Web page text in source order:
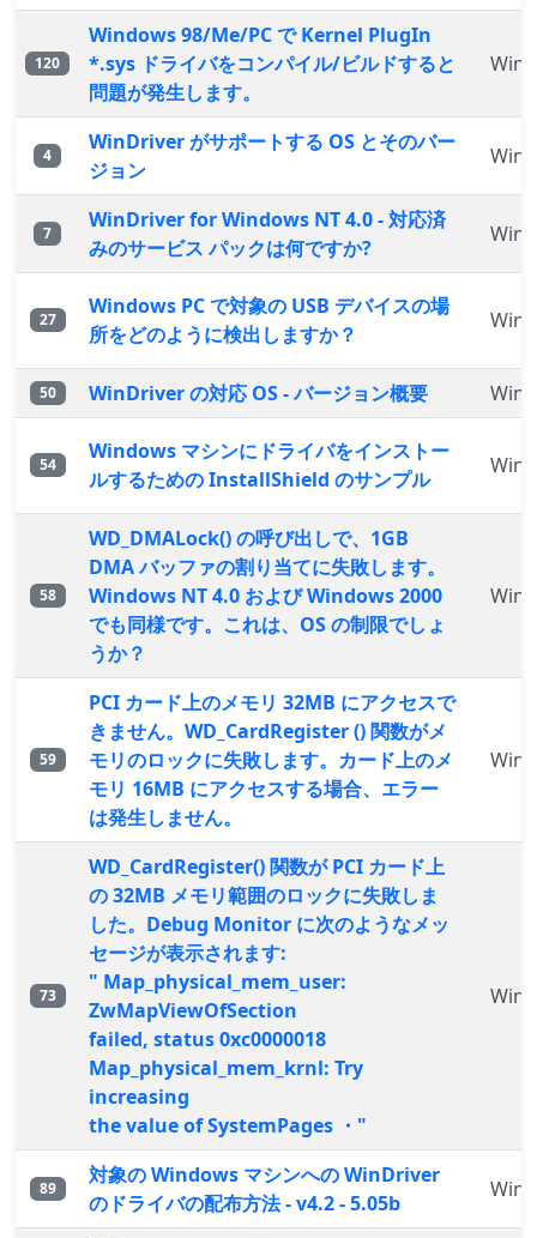
120
Windows 98/Me/PC で Kernel PlugIn
*.sys ドライバをコンパイル/ビルドすると
問題が発生します。
4
WinDriver がサポートする OS とそのバー
ジョン
7
WinDriver for Windows NT 4.0 - 対応済
みのサービス パックは何ですか?
27
Windows PC で対象の USB デバイスの場
所をどのように検出しますか？
50 WinDriver の対応 OS - バージョン概要
54
Windows マシンにドライバをインストー
ルするための InstallShield のサンプル
58
WD_DMALock() の呼び出しで、1GB
DMA バッファの割り当てに失敗します。
Windows NT 4.0 および Windows 2000
でも同様です。これは、OS の制限でしょ
うか？
59
PCI カード上のメモリ 32MB にアクセスで
きません。WD_CardRegister () 関数がメ
モリのロックに失敗します。カード上のメ
モリ 16MB にアクセスする場合、エラー
は発生しません。
73
WD_CardRegister() 関数が PCI カード上
の 32MB メモリ範囲のロックに失敗しま
した。Debug Monitor に次のようなメッ
セージが表示されます:
" Map_physical_mem_user:
ZwMapViewOfSection
failed, status 0xc0000018
Map_physical_mem_krnl: Try
increasing
the value of SystemPages ・"
89
対象の Windows マシンへの WinDriver
のドライバの配布方法 - v4.2 - 5.05b